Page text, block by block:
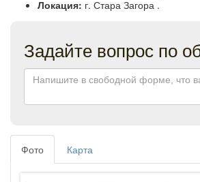
Локация: г. Стара Загора .
Задайте вопрос по
Фото Карта